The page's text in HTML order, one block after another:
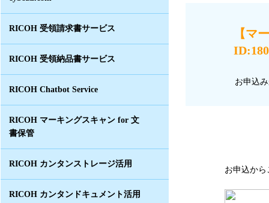
RICOH 受領請求書サービス
RICOH 受領納品書サービス
RICOH Chatbot Service
RICOH マーキングスキャン for 文
書保管
RICOH カンタンストレージ活用
RICOH カンタンドキュメント活用
【マ
お申込
お申込か